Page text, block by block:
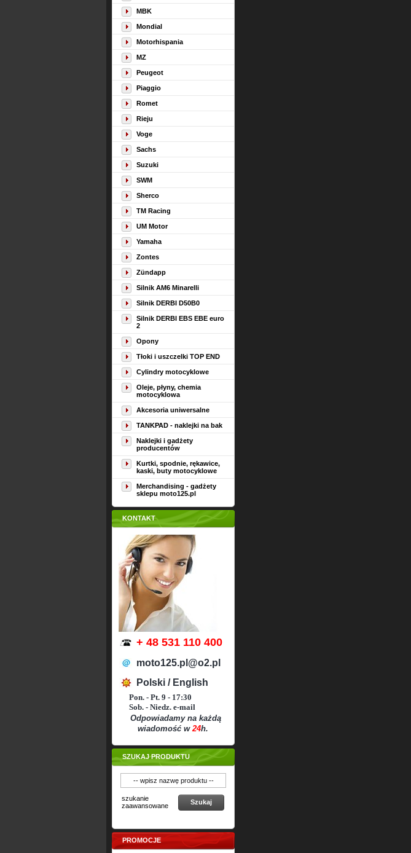
MBK
Mondial
Motorhispania
MZ
Peugeot
Piaggio
Romet
Rieju
Voge
Sachs
Suzuki
SWM
Sherco
TM Racing
UM Motor
Yamaha
Zontes
Zündapp
Silnik AM6 Minarelli
Silnik DERBI D50B0
Silnik DERBI EBS EBE euro
2
Opony
Tłoki i uszczelki TOP END
Cylindry motocyklowe
Oleje, płyny, chemia
motocyklowa
Akcesoria uniwersalne
TANKPAD - naklejki na bak
Naklejki i gadżety
producentów
Kurtki, spodnie, rękawice,
kaski, buty motocyklowe
Merchandising - gadżety
sklepu moto125.pl
KONTAKT
+ 48 531 110 400
moto125.pl@o2.pl
Polski / English
Pon. - Pt. 9 - 17:30
Sob. - Niedz. e-mail
Odpowiadamy na każdą
wiadomość w24h.
SZUKAJ PRODUKTU
szukanie
zaawansowane
Szukaj
PROMOCJE